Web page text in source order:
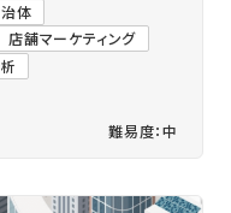
体
店舗マーケティング
難易度：中